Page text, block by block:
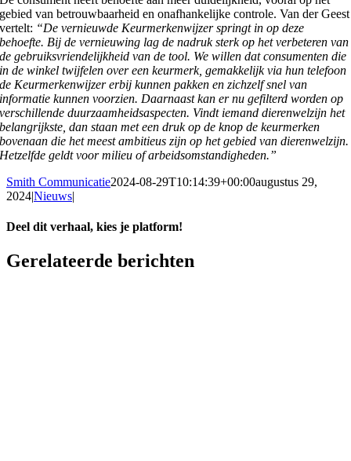
gebied van betrouwbaarheid en onafhankelijke controle. Van der Geest
vertelt: “De vernieuwde Keurmerkenwijzer springt in op deze
behoefte. Bij de vernieuwing lag de nadruk sterk op het verbeteren van
de gebruiksvriendelijkheid van de tool. We willen dat consumenten die
in de winkel twijfelen over een keurmerk, gemakkelijk via hun telefoon
de Keurmerkenwijzer erbij kunnen pakken en zichzelf snel van
informatie kunnen voorzien. Daarnaast kan er nu gefilterd worden op
verschillende duurzaamheidsaspecten. Vindt iemand dierenwelzijn het
belangrijkste, dan staan met een druk op de knop de keurmerken
bovenaan die het meest ambitieus zijn op het gebied van dierenwelzijn.
Hetzelfde geldt voor milieu of arbeidsomstandigheden.”
Smith Communicatie2024-08-29T10:14:39+00:00augustus 29,
2024|Nieuws|
Deel dit verhaal, kies je platform!
Facebook
Twitter
LinkedIn
WhatsApp
Telegram
E-
mail
Gerelateerde berichten